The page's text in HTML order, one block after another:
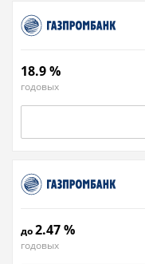
18.9 %
годовых
до2.47 %
годовых